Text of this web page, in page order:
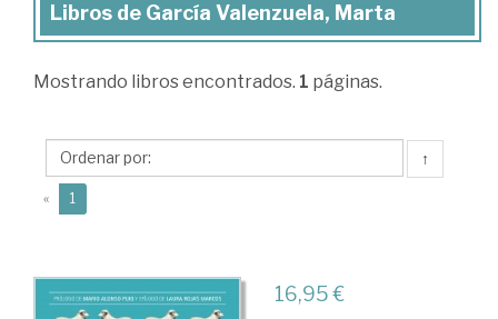
Libros
García
Marta
Libros de García Valenzuela, Marta
Mostrando libros encontrados. 1 páginas.
↑
« 1
16,95 €